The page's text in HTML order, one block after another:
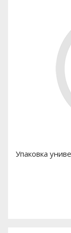
Упаковка